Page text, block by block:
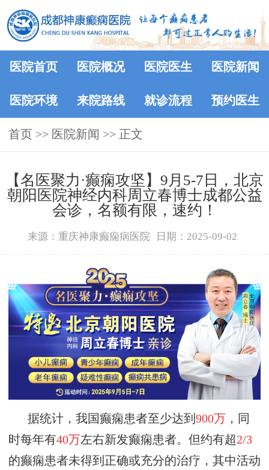
医院首页 医院概况 医院医生 医院新闻
医院环境 来院路线 就诊流程 预约医生
首页 >> 医院新闻 >> 正文
【名医聚力·癫痫攻坚】9月5-7日，北京
朝阳医院神经内科周立春博士成都公益
会诊，名额有限，速约！
来源：重庆神康癫痫病医院 日期：2025-09-02
据统计，我国癫痫患者至少达到 900万 ，同
时每年有40万左右新发癫痫患者。但约有超2/3
的癫痫患者未得到正确或充分的治疗，其中活动